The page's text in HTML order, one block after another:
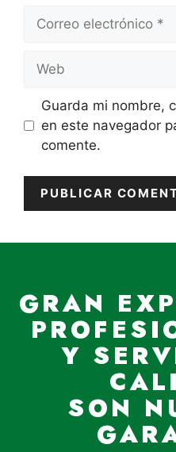
Correo
Web
Guarda mi nombre,
en este navegador
comente.
GRAN
Y
SON